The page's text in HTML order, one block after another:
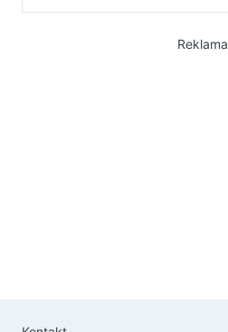
Reklama